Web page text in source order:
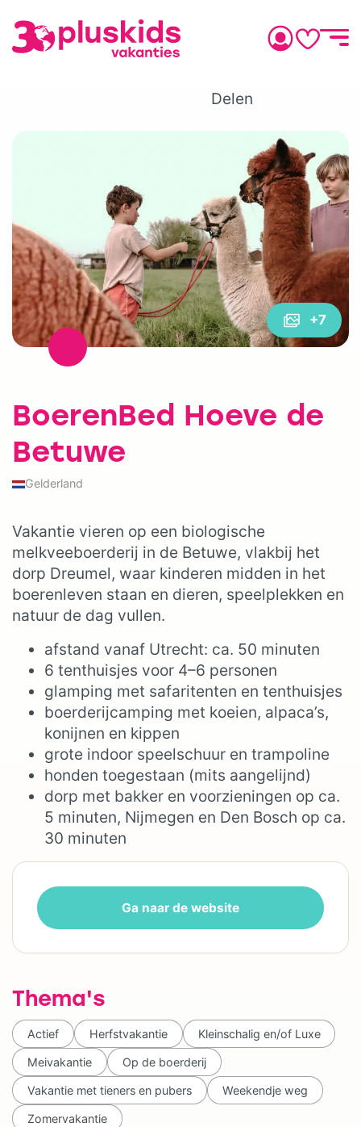
Delen
+7
BoerenBed Hoeve de
Betuwe
Gelderland
Vakantie vieren op een biologische
melkveeboerderij in de Betuwe, vlakbij het
dorp Dreumel, waar kinderen midden in het
boerenleven staan en dieren, speelplekken en
natuur de dag vullen.
afstand vanaf Utrecht: ca. 50 minuten
6 tenthuisjes voor 4–6 personen
glamping met safaritenten en tenthuisjes
boerderijcamping met koeien, alpaca’s,
konijnen en kippen
grote indoor speelschuur en trampoline
honden toegestaan (mits aangelijnd)
dorp met bakker en voorzieningen op ca.
5 minuten, Nijmegen en Den Bosch op ca.
30 minuten
Ga naar de website
Thema's
Actief Herfstvakantie Kleinschalig en/of Luxe
Meivakantie Op de boerderij
Vakantie met tieners en pubers Weekendje weg
Zomervakantie